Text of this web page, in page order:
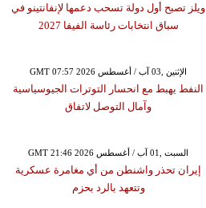
ويلز تصبح أول دولة تسحب دعمها لإنفانتينو في
سباق انتخابات رئاسة الفيفا 2027
GMT 07:57 2026 الإثنين ,03 آب / أغسطس
النفط يهبط مع انحسار التوترات الجيوسياسية
وآمال التوصل لاتفاق
GMT 21:46 2026 السبت ,01 آب / أغسطس
إيران تحذر واشنطن من أي مغامرة عسكرية
وتتعهد بالرد بحزم